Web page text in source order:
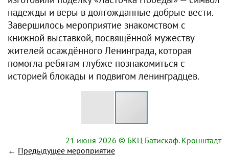
надежды и веры в долгожданные добрые вести.
Завершилось мероприятие знакомством с
книжной выставкой, посвящённой мужеству
жителей осаждённого Ленинграда, которая
помогла ребятам глубже познакомиться с
историей блокады и подвигом ленинградцев.
21 июня 2026 © БКЦ Батискаф. Кронштадт
← Предыдущее мероприятие